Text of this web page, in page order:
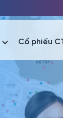
Cổ phiếu